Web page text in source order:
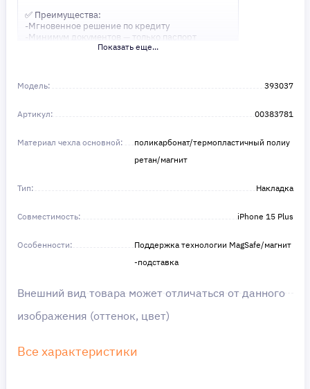
✅ Преимущества:
-Мгновенное решение по кредиту
-Минимум документов — только паспорт
-Удобные сроки и низкие процентные ставки
Получите то, что нужно, прямо сейчас. Ваше
удобство — наш приоритет! ✨
в этом!
Показать еще...
Модель: 393037
Артикул: 00383781
Материал чехла основной:
поликарбонат/термопластичный полиу
ретан/магнит
Тип: Накладка
Совместимость: iPhone 15 Plus
Особенности:
Поддержка технологии MagSafe/магнит
-подставка
Внешний вид товара может отличаться от данного
изображения (оттенок, цвет)
Все характеристики